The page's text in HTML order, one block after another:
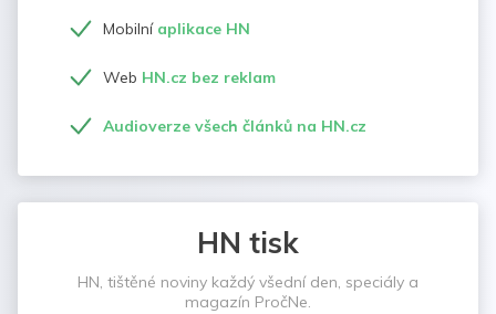
Mobilní aplikace HN
Web HN.cz bez reklam
Audioverze všech článků na HN.cz
HN tisk
HN, tištěné noviny každý všední den, speciály a
magazín PročNe.